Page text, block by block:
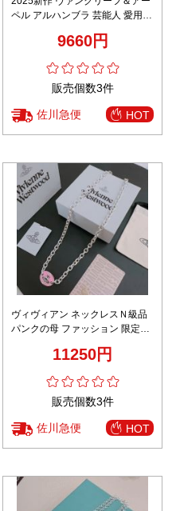
ペル アルハンブラ 芸能人 愛用モ
高級感 数量限定9660円
販売個数3件
佐川急便 HOT
ヴィヴィアン ネックレスＮ級品
パンクの母 ファッション 限定の
11250円
販売個数3件
佐川急便 HOT